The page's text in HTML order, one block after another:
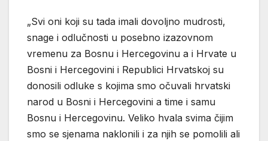
„Svi oni koji su tada imali dovoljno mudrosti,
snage i odlučnosti u posebno izazovnom
vremenu za Bosnu i Hercegovinu a i Hrvate u
Bosni i Hercegovini i Republici Hrvatskoj su
donosili odluke s kojima smo očuvali hrvatski
narod u Bosni i Hercegovini a time i samu
Bosnu i Hercegovinu. Veliko hvala svima čijim
smo se sjenama naklonili i za njih se pomolili ali